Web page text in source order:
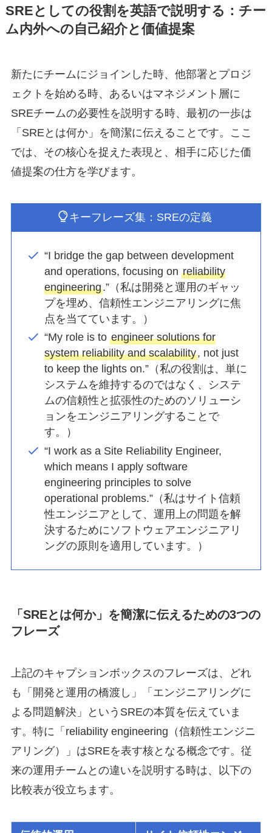
SREとしての役割を英語で説明する：チー
ム内外への自己紹介と価値提案
新たにチームにジョインした時、他部署とプロジ
ェクトを始める時、あるいはマネジメント層に
SREチームの必要性を説明する時、最初の一歩は
「SREとは何か」を簡潔に伝えることです。ここ
では、その核心を捉えた表現と、相手に応じた価
値提案の仕方を学びます。
キーフレーズ集：SREの定義
“I bridge the gap between development
and operations, focusing on reliability
engineering.”（私は開発と運用のギャッ
プを埋め、信頼性エンジニアリングに焦
点を当てています。）
“My role is to engineer solutions for
system reliability and scalability, not just
to keep the lights on.”（私の役割は、単に
システムを維持するのではなく、システ
ムの信頼性と拡張性のためのソリューシ
ョンをエンジニアリングすることで
す。）
“I work as a Site Reliability Engineer,
which means I apply software
engineering principles to solve
operational problems.”（私はサイト信頼
性エンジニアとして、運用上の問題を解
決するためにソフトウェアエンジニアリ
ングの原則を適用しています。）
「SREとは何か」を簡潔に伝えるための3つの
フレーズ
上記のキャプションボックスのフレーズは、どれ
も「開発と運用の橋渡し」「エンジニアリングに
よる問題解決」というSREの本質を伝えていま
す。特に「reliability engineering（信頼性エンジニ
アリング）」はSREを表す核となる概念です。従
来の運用チームとの違いを説明する時は、以下の
比較表が役立ちます。